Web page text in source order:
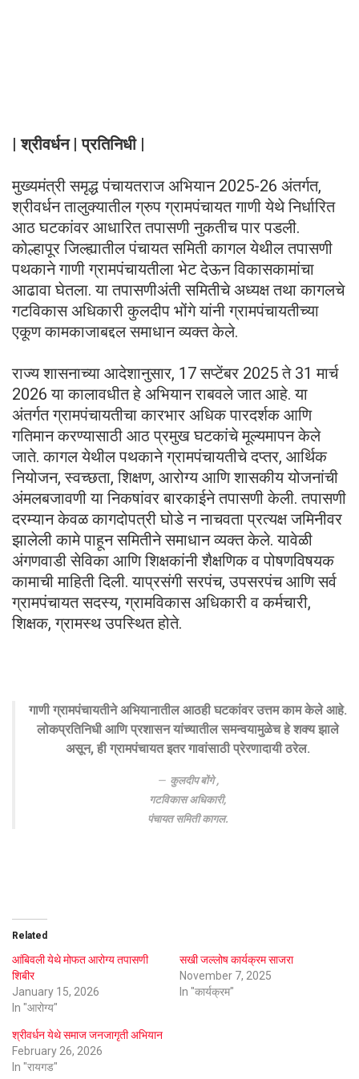
| श्रीवर्धन | प्रतिनिधी |
मुख्यमंत्री समृद्ध पंचायतराज अभियान 2025-26 अंतर्गत,
श्रीवर्धन तालुक्यातील ग्रुप ग्रामपंचायत गाणी येथे निर्धारित
आठ घटकांवर आधारित तपासणी नुकतीच पार पडली.
कोल्हापूर जिल्ह्यातील पंचायत समिती कागल येथील तपासणी
पथकाने गाणी ग्रामपंचायतीला भेट देऊन विकासकामांचा
आढावा घेतला. या तपासणीअंती समितीचे अध्यक्ष तथा कागलचे
गटविकास अधिकारी कुलदीप भोंगे यांनी ग्रामपंचायतीच्या
एकूण कामकाजाबद्दल समाधान व्यक्त केले.
राज्य शासनाच्या आदेशानुसार, 17 सप्टेंबर 2025 ते 31 मार्च
2026 या कालावधीत हे अभियान राबवले जात आहे. या
अंतर्गत ग्रामपंचायतीचा कारभार अधिक पारदर्शक आणि
गतिमान करण्यासाठी आठ प्रमुख घटकांचे मूल्यमापन केले
जाते. कागल येथील पथकाने ग्रामपंचायतीचे दप्तर, आर्थिक
नियोजन, स्वच्छता, शिक्षण, आरोग्य आणि शासकीय योजनांची
अंमलबजावणी या निकषांवर बारकाईने तपासणी केली. तपासणी
दरम्यान केवळ कागदोपत्री घोडे न नाचवता प्रत्यक्ष जमिनीवर
झालेली कामे पाहून समितीने समाधान व्यक्त केले. यावेळी
अंगणवाडी सेविका आणि शिक्षकांनी शैक्षणिक व पोषणविषयक
कामाची माहिती दिली. याप्रसंगी सरपंच, उपसरपंच आणि सर्व
ग्रामपंचायत सदस्य, ग्रामविकास अधिकारी व कर्मचारी,
शिक्षक, ग्रामस्थ उपस्थित होते.
गाणी ग्रामपंचायतीने अभियानातील आठही घटकांवर उत्तम काम केले आहे.
लोकप्रतिनिधी आणि प्रशासन यांच्यातील समन्वयामुळेच हे शक्य झाले
असून, ही ग्रामपंचायत इतर गावांसाठी प्रेरणादायी ठरेल.
कुलदीप बोंगे ,
गटविकास अधिकारी,
पंचायत समिती कागल.
Related
आंबिवली येथे मोफत आरोग्य तपासणी
शिबीर
January 15, 2026
In "आरोग्य"
सखी जल्लोष कार्यक्रम साजरा
November 7, 2025
In "कार्यक्रम"
श्रीवर्धन येथे समाज जनजागृती अभियान
February 26, 2026
In "रायगड"